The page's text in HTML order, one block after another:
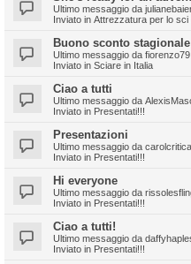
Ultimo messaggio da
Inviato in Attrezzatura per lo sci
Buono sconto
Ultimo messaggio da fiorenzo79
Inviato in Sciare in Italia
Ciao a tutti
Ultimo messaggio da
Inviato in Presentati!!!
Presentazioni
Ultimo messaggio da
Inviato in Presentati!!!
Hi everyone
Ultimo messaggio da
Inviato in Presentati!!!
Ciao a tutti!
Ultimo messaggio da
Inviato in Presentati!!!